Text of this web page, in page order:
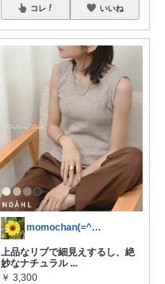
コレ いいね
momochan(=^・^=)
上品なリブで細見えするし、絶
妙なナチュラル ...
￥ 3,300